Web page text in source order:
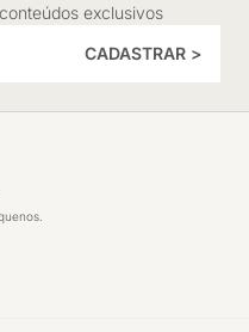
exclusivos
CADASTRAR >